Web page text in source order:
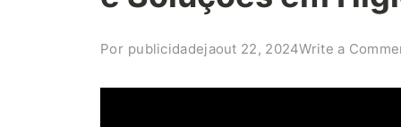
Por publicidadejaout 22, 2024Write a